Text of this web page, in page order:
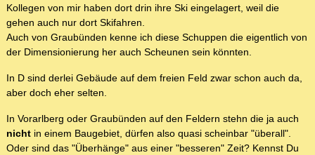
Kollegen von mir haben dort drin ihre Ski eingelagert, weil die
gehen auch nur dort Skifahren.
Auch von Graubünden kenne ich diese Schuppen die eigentlich von
der Dimensionierung her auch Scheunen sein könnten.
In D sind derlei Gebäude auf dem freien Feld zwar schon auch da,
aber doch eher selten.
In Vorarlberg oder Graubünden auf den Feldern stehn die ja auch
nicht in einem Baugebiet, dürfen also quasi scheinbar "überall".
Oder sind das "Überhänge" aus einer "besseren" Zeit? Kennst Du